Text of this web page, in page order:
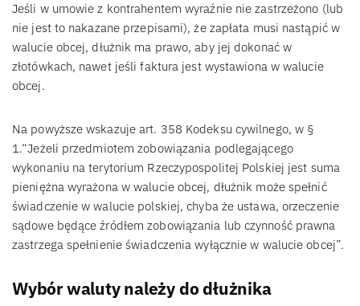
Jeśli w umowie z kontrahentem wyraźnie nie zastrzeżono (lub
nie jest to nakazane przepisami), że zapłata musi nastąpić w
walucie obcej, dłużnik ma prawo, aby jej dokonać w
złotówkach, nawet jeśli faktura jest wystawiona w walucie
obcej.
Na powyższe wskazuje art. 358 Kodeksu cywilnego, w §
1.“Jeżeli przedmiotem zobowiązania podlegającego
wykonaniu na terytorium Rzeczypospolitej Polskiej jest suma
pieniężna wyrażona w walucie obcej, dłużnik może spełnić
świadczenie w walucie polskiej, chyba że ustawa, orzeczenie
sądowe będące źródłem zobowiązania lub czynność prawna
zastrzega spełnienie świadczenia wyłącznie w walucie obcej”.
Wybór waluty należy do dłużnika